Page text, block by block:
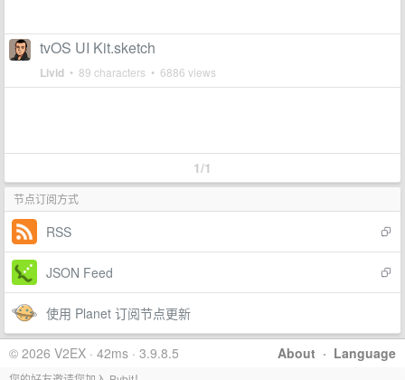
tvOS UI Kit.sketch
Livid • 89 characters • 6886 views
1/1
节点订阅方式
RSS
JSON Feed
使用 Planet 订阅节点更新
About · Language
© 2026 V2EX · 42ms · 3.9.8.5